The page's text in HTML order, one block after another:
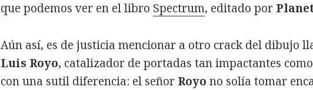
que podemos ver en el libro Spectrum, editado por
Aún así, es de justicia mencionar a otro crack del dibujo
Luis Royo, catalizador de portadas tan impactantes
con una sutil diferencia: el señor Royo no solía tomar